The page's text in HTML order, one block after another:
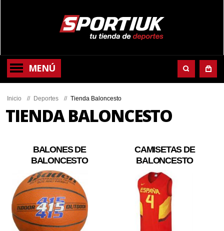
MENÚ
Inicio // Deportes // Tienda Baloncesto
TIENDA BALONCESTO
BALONES DE
BALONCESTO
CAMISETAS DE
BALONCESTO